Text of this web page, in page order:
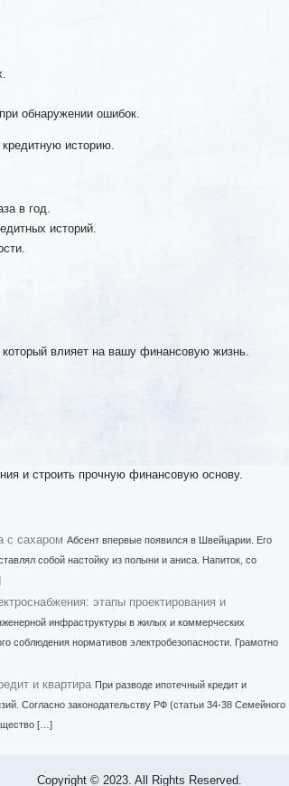
обнаружении ошибок.
историю.
в год.
историй.
влияет на вашу финансовую жизнь.
и строить прочную финансовую основу.
с сахаром Абсент впервые появился в Швейцарии. Его
собой настойку из полыни и аниса. Напиток, со
этапы проектирования и
инфраструктуры в жилых и коммерческих
соблюдения нормативов электробезопасности. Грамотно
и квартира При разводе ипотечный кредит и
Согласно законодательству РФ (статьи 34-38 Семейного
[…]
Copyright © 2023. All Rights Reserved.